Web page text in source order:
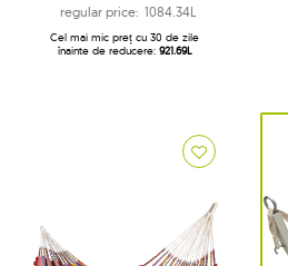
regular price: 1084.34L
Cel mai mic preț cu 30 de zile
înainte de reducere: 921.69L